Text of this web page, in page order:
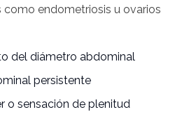
como endometriosis u ovarios
del diámetro abdominal
persistente
o sensación de plenitud